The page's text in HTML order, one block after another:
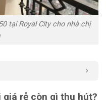
tại Royal City cho nhà chị
giá rẻ còn gì thu hút?